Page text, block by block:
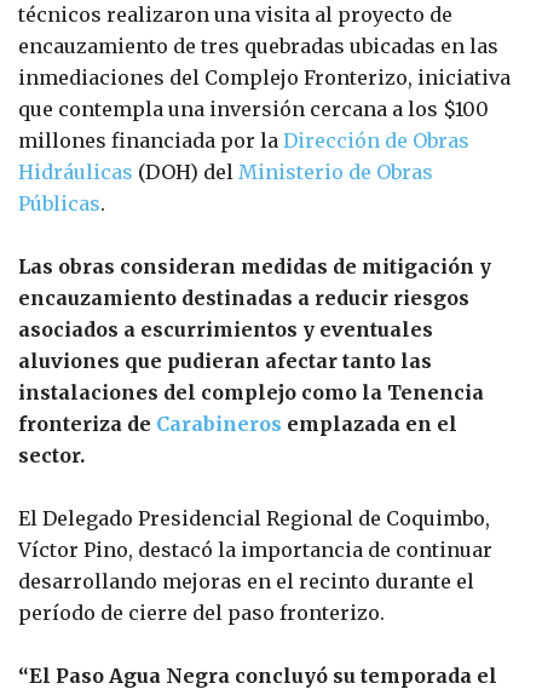
técnicos realizaron una visita al proyecto de
encauzamiento de tres quebradas ubicadas en las
inmediaciones del Complejo Fronterizo, iniciativa
que contempla una inversión cercana a los $100
millones financiada por la Dirección de Obras
Hidráulicas (DOH) del Ministerio de Obras
Públicas.
Las obras consideran medidas de mitigación y
encauzamiento destinadas a reducir riesgos
asociados a escurrimientos y eventuales
aluviones que pudieran afectar tanto las
instalaciones del complejo como la Tenencia
fronteriza de Carabineros emplazada en el
sector.
El Delegado Presidencial Regional de Coquimbo,
Víctor Pino, destacó la importancia de continuar
desarrollando mejoras en el recinto durante el
período de cierre del paso fronterizo.
“El Paso Agua Negra concluyó su temporada el